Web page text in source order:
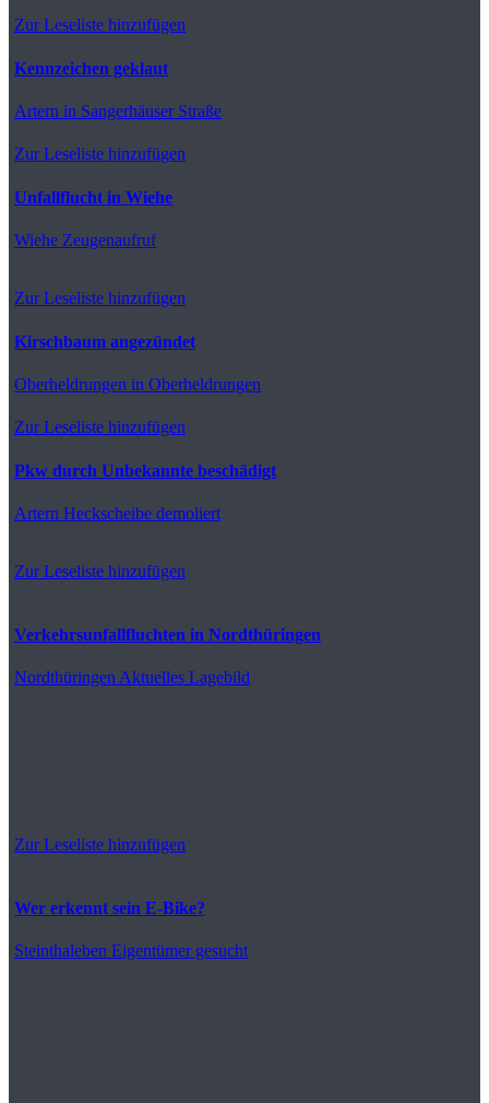
Zur Leseliste hinzufügen
Kennzeichen geklaut
Artern in Sangerhäuser Straße
Zur Leseliste hinzufügen
Unfallflucht in Wiehe
Wiehe Zeugenaufruf
Zur Leseliste hinzufügen
Kirschbaum angezündet
Oberheldrungen in Oberheldrungen
Zur Leseliste hinzufügen
Pkw durch Unbekannte beschädigt
Artern Heckscheibe demoliert
Zur Leseliste hinzufügen
Verkehrsunfallfluchten in Nordthüringen
Nordthüringen Aktuelles Lagebild
Zur Leseliste hinzufügen
Wer erkennt sein E-Bike?
Steinthaleben Eigentümer gesucht